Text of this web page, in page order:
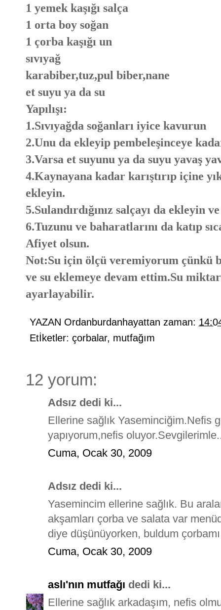
1 yemek kaşığı salça
1 orta boy soğan
1 çorba kaşığı un
sıvıyağ
karabiber,tuz,pul biber,nane
et suyu ya da su
Yapılışı:
1.Sıvıyağda soğanları iyice kavurun
2.Unu da ekleyip pembeleşinceye
3.Varsa et suyunu ya da suyu yavaş
4.Kaynayana kadar karıştırıp içine
ekleyin.
5.Sulandırdığınız salçayı da ekleyin
6.Tuzunu ve baharatlarını da katıp
Afiyet olsun.
Not:Su için ölçü veremiyorum çünkü
ve su eklemeye devam ettim.Su
ayarlayabilir.
YAZAN Ordanburdanhayattan zaman:
Etİketler: çorbalar, mutfağım
12 yorum:
Adsız dedi ki...
Ellerine sağlık Yaseminciğim.Nefis
yapıyorum,nefis
Cuma, Ocak 30, 2009
Adsız dedi ki...
Yasemincim ellerine sağlık. Bu
akşamları çorba ve salata var
diye düşünüyorken, buldum
Cuma, Ocak 30, 2009
aslı'nın mutfağı dedi ki...
Ellerine sağlık arkadaşım, nefis